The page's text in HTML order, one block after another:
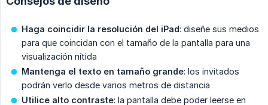
Haga coincidir la resolución del iPad: diseñe sus medios
para que coincidan con el tamaño de la pantalla para una
visualización nítida
Mantenga el texto en tamaño grande: los invitados
podrán verlo desde varios metros de distancia
Utilice alto contraste: la pantalla debe poder leerse en